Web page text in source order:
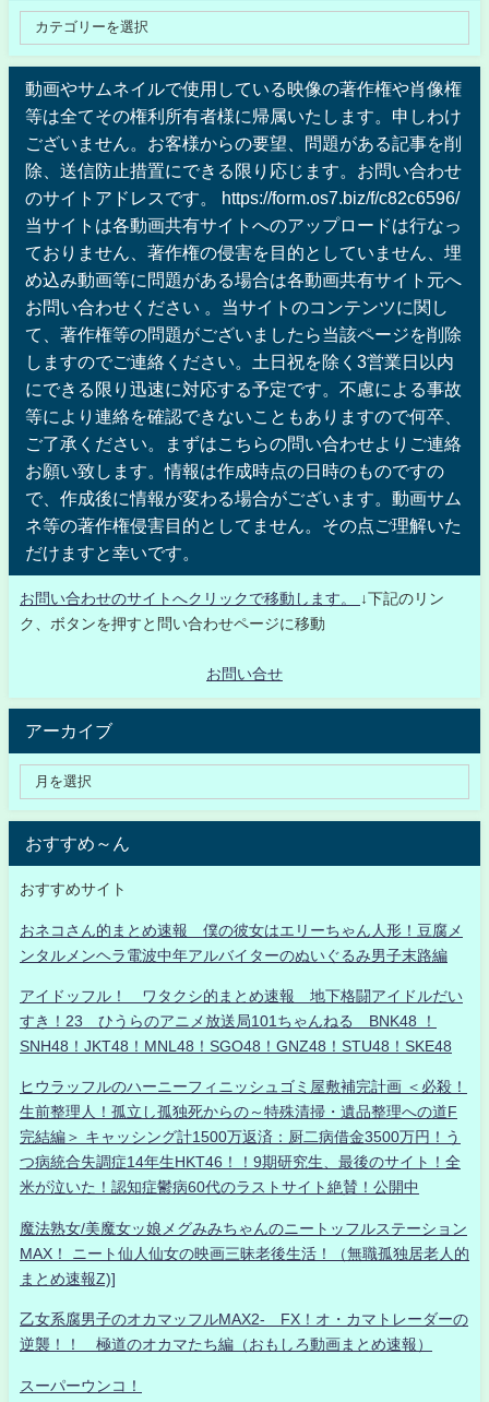
動画やサムネイルで使用している映像の著作権や肖像権
等は全てその権利所有者様に帰属いたします。申しわけ
ございません。お客様からの要望、問題がある記事を削
除、送信防止措置にできる限り応じます。お問い合わせ
のサイトアドレスです。 https://form.os7.biz/f/c82c6596/
当サイトは各動画共有サイトへのアップロードは行なっ
ておりません、著作権の侵害を目的としていません、埋
め込み動画等に問題がある場合は各動画共有サイト元へ
お問い合わせください 。当サイトのコンテンツに関し
て、著作権等の問題がございましたら当該ページを削除
しますのでご連絡ください。土日祝を除く3営業日以内
にできる限り迅速に対応する予定です。不慮による事故
等により連絡を確認できないこともありますので何卒、
ご了承ください。まずはこちらの問い合わせよりご連絡
お願い致します。情報は作成時点の日時のものですの
で、作成後に情報が変わる場合がございます。動画サム
ネ等の著作権侵害目的としてません。その点ご理解いた
だけますと幸いです。
お問い合わせのサイトへクリックで移動します。
↓下記のリン
ク、ボタンを押すと問い合わせページに移動
お問い合せ
アーカイブ
おすすめ～ん
おすすめサイト
おネコさん的まとめ速報 僕の彼女はエリーちゃん人形！豆腐メ
ンタルメンヘラ電波中年アルバイターのぬいぐるみ男子末路編
アイドッフル！ ワタクシ的まとめ速報 地下格闘アイドルだい
すき！23 ひうらのアニメ放送局101ちゃんねる BNK48 ！
SNH48！JKT48！MNL48！SGO48！GNZ48！STU48！SKE48
ヒウラッフルのハーニーフィニッシュゴミ屋敷補完計画 ＜必殺！
生前整理人！孤立し孤独死からの～特殊清掃・遺品整理への道F
完結編＞ キャッシング計1500万返済：厨二病借金3500万円！う
つ病統合失調症14年生HKT46！！9期研究生、最後のサイト！全
米が泣いた！認知症鬱病60代のラストサイト絶賛！公開中
魔法熟女/美魔女ッ娘メグみみちゃんのニートッフルステーション
MAX！ ニート仙人仙女の映画三昧老後生活！（無職孤独居老人的
まとめ速報Z)]
乙女系腐男子のオカマッフルMAX2- FX！オ・カマトレーダーの
逆襲！！ 極道のオカマたち編（おもしろ動画まとめ速報）
スーパーウンコ！